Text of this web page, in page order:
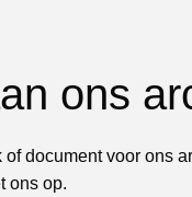
ons
document voor ons
ons op.